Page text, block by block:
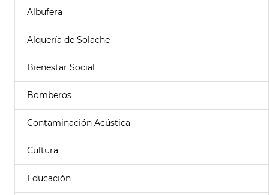
Albufera
Alquería de Solache
Bienestar Social
Bomberos
Contaminación Acústica
Cultura
Educación